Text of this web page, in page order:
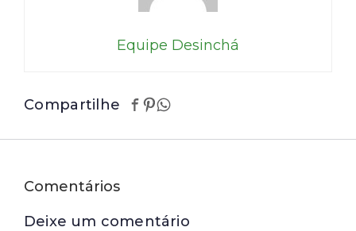
Equipe Desinchá
Compartilhe
Comentários
Deixe um comentário